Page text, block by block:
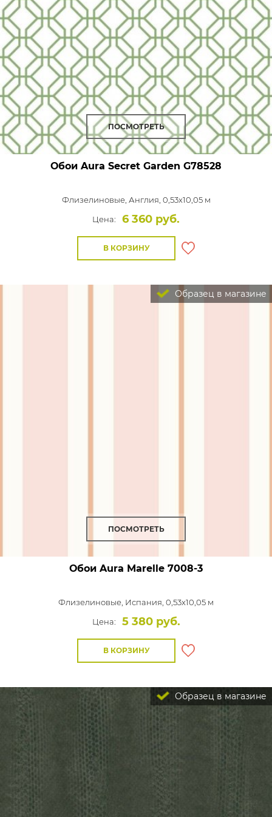
ПОСМОТРЕТЬ
Обои Aura Secret Garden G78528
Флизелиновые, Англия, 0,53x10,05 м
Цена:
6 360 руб.
В КОРЗИНУ
Образец в магазине
ПОСМОТРЕТЬ
Обои Aura Marelle 7008-3
Флизелиновые, Испания, 0,53x10,05 м
Цена:
5 380 руб.
В КОРЗИНУ
Образец в магазине